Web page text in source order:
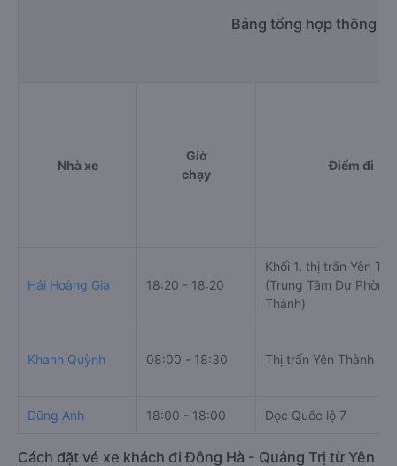
Bảng tổng hợp thông
Nhà xe
Giờ
chạy
Điểm đi
Hải Hoàng Gia 18:20 - 18:20
Khối 1, thị trấn Yên
(Trung Tâm Dự Phòng
Thành)
Khanh Quỳnh 08:00 - 18:30 Thị trấn Yên Thành
Dũng Anh 18:00 - 18:00 Dọc Quốc lộ 7
Cách đặt vé xe khách đi Đông Hà - Quảng Trị từ Yên